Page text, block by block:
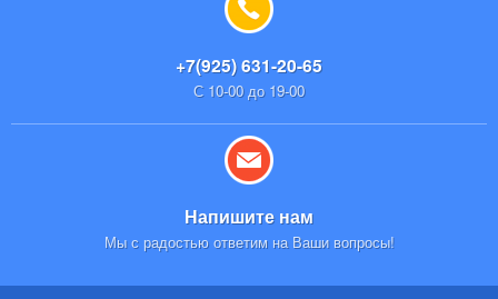
+7(925) 631-20-65
С 10-00 до 19-00
Напишите нам
Мы с радостью ответим на Ваши вопросы!